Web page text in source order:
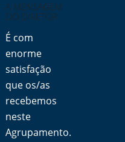
A MENSAGEM
DO DIRETOR
É com
enorme
satisfação
que os/as
recebemos
neste
Agrupamento.